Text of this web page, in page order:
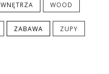
WNĘTRZA WOOD
ZABAWA ZUPY